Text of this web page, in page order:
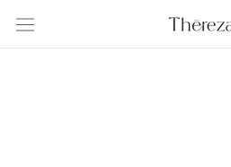
contenido